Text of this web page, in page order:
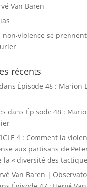
Van Baren
non-violence se
récents
Épisode 48 : Marion
dans Épisode 48 :
4 : Comment la
aux partisans de
la « diversité des
Van Baren |